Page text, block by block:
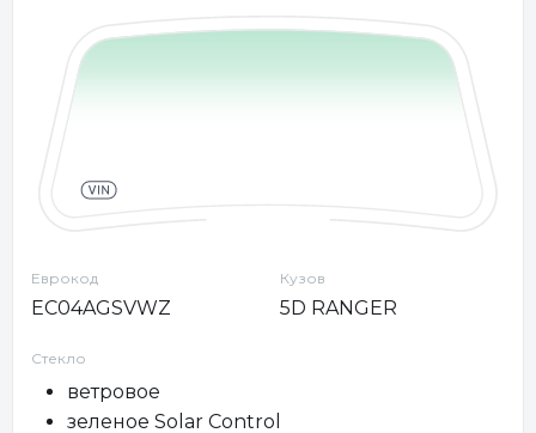
Еврокод
EC04AGSVWZ
Кузов
5D RANGER
Стекло
ветровое
зеленое Solar Control